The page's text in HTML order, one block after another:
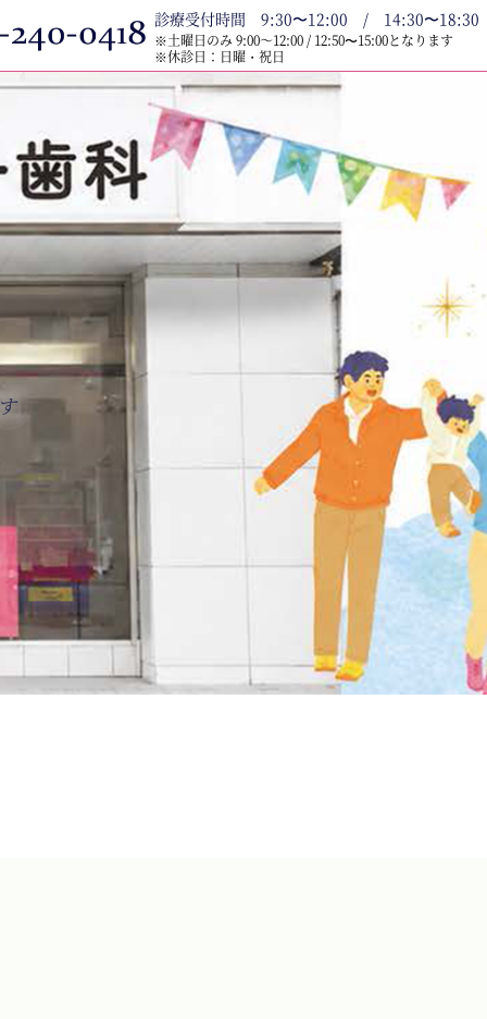
診療受付時間 9:30〜12:00 / 14:30〜18:30
※土曜日のみ 9:00～12:00 / 12:50〜15:00となります
※休診日：日曜・祝日